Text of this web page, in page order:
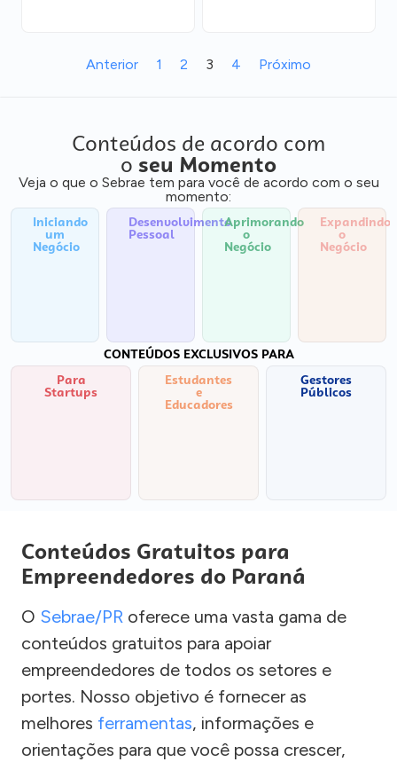
Anterior 1 2 3 4 Próximo
Conteúdos de acordo com
o seu Momento
Veja o que o Sebrae tem para você de acordo com o seu
momento:
Iniciando
um
Negócio
Desenvolvimento
Pessoal
Aprimorando
o
Negócio
Expandindo
o
Negócio
CONTEÚDOS EXCLUSIVOS PARA
Para
Startups
Estudantes
e
Educadores
Gestores
Públicos
Conteúdos Gratuitos para
Empreendedores do Paraná
O Sebrae/PR oferece uma vasta gama de
conteúdos gratuitos para apoiar
empreendedores de todos os setores e
portes. Nosso objetivo é fornecer as
melhores ferramentas, informações e
orientações para que você possa crescer,